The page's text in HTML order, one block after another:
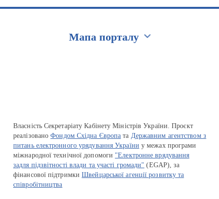
Мапа порталу
Власність Секретаріату Кабінету Міністрів України. Проєкт
реалізованоФондом Східна Європа та Державним агентством з
питань електронного урядування України у межах програми
міжнародної технічної допомоги "Електронне врядування
задля підзвітності влади та участі громади" (EGAP), за
фінансової підтримкиШвейцарської агенції розвитку та
співробітництва